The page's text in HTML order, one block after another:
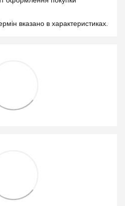
вказано в характеристиках.